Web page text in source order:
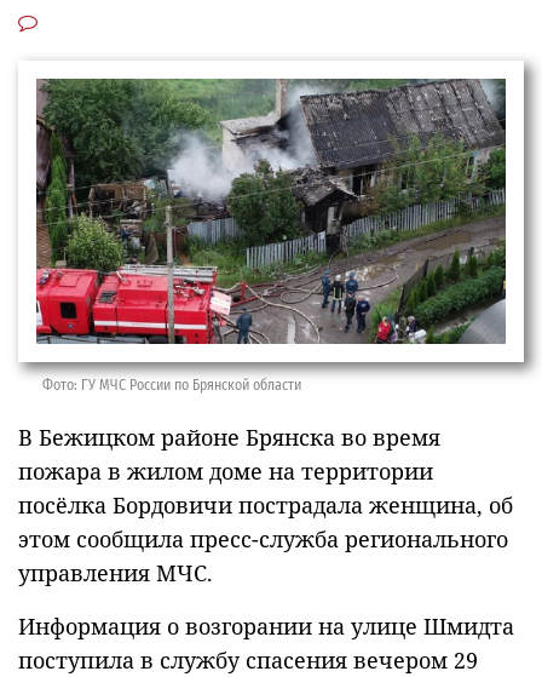
Фото: ГУ МЧС России по Брянской области
В Бежицком районе Брянска во время
пожара в жилом доме на территории
посёлка Бордовичи пострадала женщина, об
этом сообщила пресс-служба регионального
управления МЧС.
Информация о возгорании на улице Шмидта
поступила в службу спасения вечером 29